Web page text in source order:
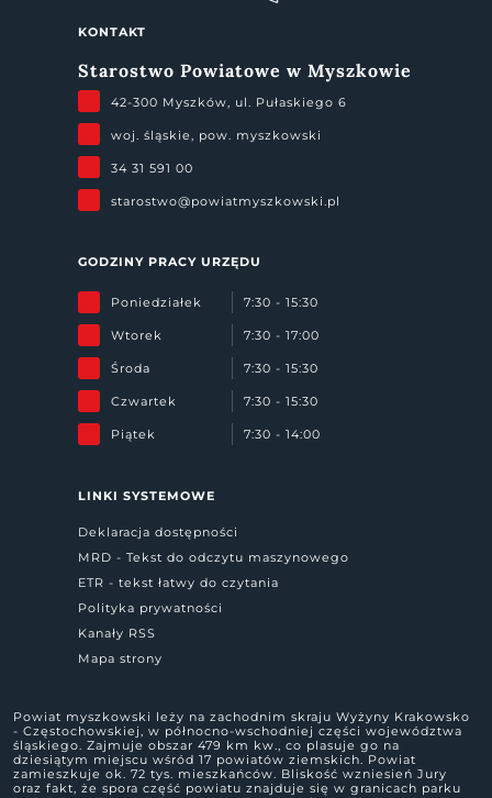
KONTAKT
Starostwo Powiatowe w Myszkowie
42-300 Myszków, ul. Pułaskiego 6
woj. śląskie, pow. myszkowski
34 31 591 00
starostwo@powiatmyszkowski.pl
GODZINY PRACY URZĘDU
Poniedziałek 7:30 - 15:30
Wtorek 7:30 - 17:00
Środa 7:30 - 15:30
Czwartek 7:30 - 15:30
Piątek 7:30 - 14:00
LINKI SYSTEMOWE
Deklaracja dostępności
MRD - Tekst do odczytu maszynowego
ETR - tekst łatwy do czytania
Polityka prywatności
Kanały RSS
Mapa strony
Powiat myszkowski leży na zachodnim skraju Wyżyny Krakowsko
- Częstochowskiej, w północno-wschodniej części województwa
śląskiego. Zajmuje obszar 479 km kw., co plasuje go na
dziesiątym miejscu wśród 17 powiatów ziemskich. Powiat
zamieszkuje ok. 72 tys. mieszkańców. Bliskość wzniesień Jury
oraz fakt, że spora część powiatu znajduje się w granicach parku